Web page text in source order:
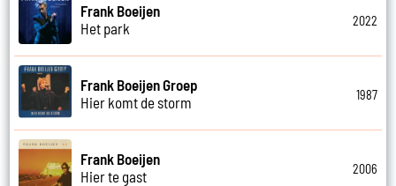
Frank Boeijen
Het park
2022
Frank Boeijen Groep
Hier komt de storm
1987
Frank Boeijen
Hier te gast
2006